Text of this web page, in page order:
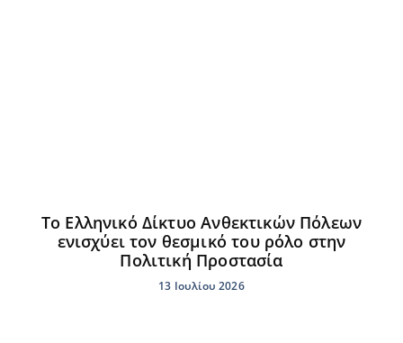
Το Ελληνικό Δίκτυο Ανθεκτικών Πόλεων
ενισχύει τον θεσμικό του ρόλο στην
Πολιτική Προστασία
13 Ιουλίου 2026